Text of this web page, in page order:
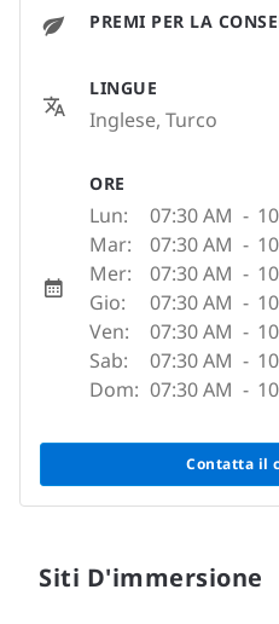
PREMI PER LA
LINGUE
Inglese, Turco
ORE
Lun: 07:30 AM -
Mar:
07:30 AM -
Mer:
07:30 AM -
Gio:
07:30 AM -
Ven:
07:30 AM -
Sab:
07:30 AM -
Dom: 07:30 AM -
Contatta il
Siti D'immersione